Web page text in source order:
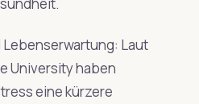
Laut
University haben
eine kürzere